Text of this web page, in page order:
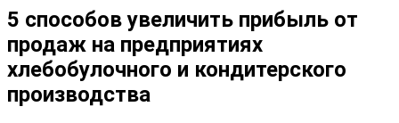
5 способов увеличить прибыль от
продаж на предприятиях
хлебобулочного и кондитерского
производства